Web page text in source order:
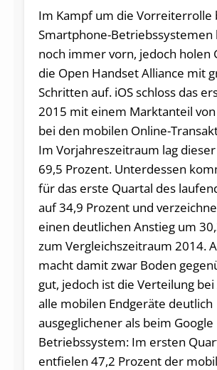
Im Kampf um die Vorreiterrolle
Smartphone-Betriebssystemen
noch immer vorn, jedoch holen
die Open Handset Alliance mit
Schritten auf. iOS schloss das
2015 mit einem Marktanteil
bei den mobilen Online-
Im Vorjahreszeitraum lag
69,5 Prozent. Unterdessen
für das erste Quartal des
auf 34,9 Prozent und
einen deutlichen Anstieg um
zum Vergleichszeitraum 2014.
macht damit zwar Boden
gut, jedoch ist die Verteilung
alle mobilen Endgeräte deutlich
ausgeglichener als beim Google
Betriebssystem: Im ersten
entfielen 47,2 Prozent der